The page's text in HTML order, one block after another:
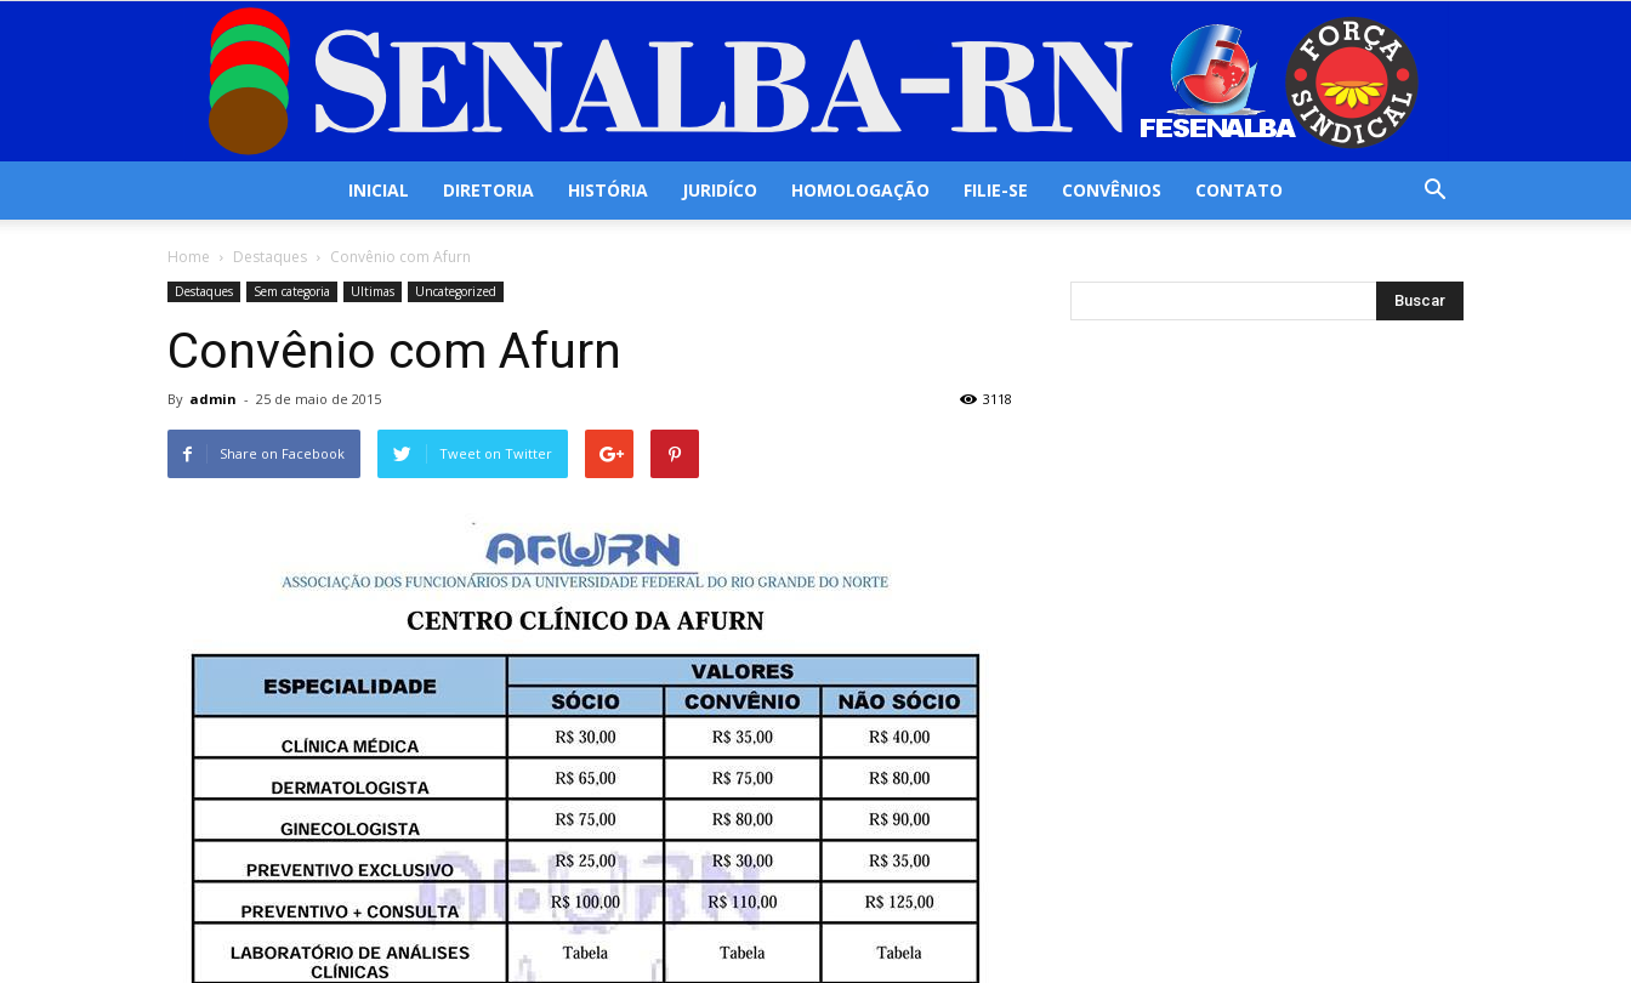
INICIAL DIRETORIA HISTÓRIA JURIDÍCO HOMOLOGAÇÃO FILIE-SE CONVÊNIOS CONTATO
Home Destaques Convênio com Afurn
Destaques Sem categoria Ultimas Uncategorized
Convênio com Afurn
By admin - 25 de maio de 2015 3118
Share on Facebook Tweet on Twitter